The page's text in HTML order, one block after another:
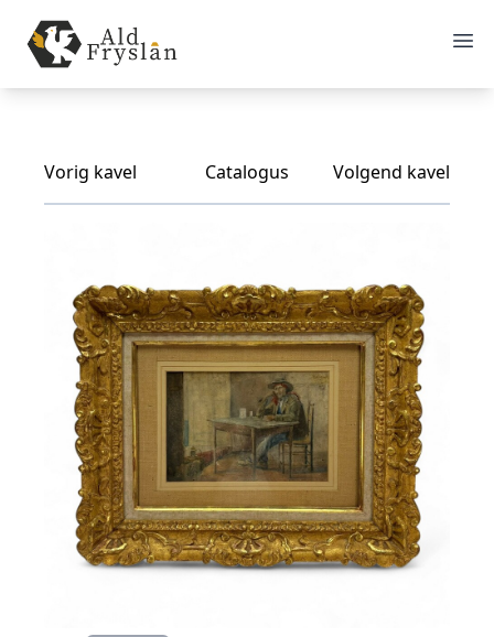
Vorig kavel Catalogus Volgend kavel